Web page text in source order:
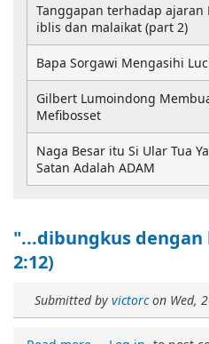
"...dibungkus dengan
2:12)
Submitted by victorcon Wed,
Tanggapan terhadap ajaran
iblis dan malaikat (part 2)
Bapa Sorgawi Mengasihi
Gilbert Lumoindong
Mefibosset
Naga Besar itu Si Ular Tua
Satan Adalah ADAM